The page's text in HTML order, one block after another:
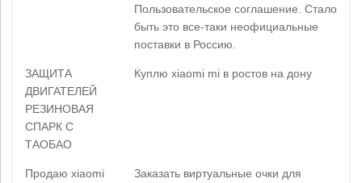
Пользовательское соглашение. Стало
быть это все-таки неофициальные
поставки в Россию.
ЗАЩИТА
ДВИГАТЕЛЕЙ
РЕЗИНОВАЯ
СПАРК С
ТАОБАО
Куплю xiaomi mi в ростов на дону
Продаю xiaomi
Заказать виртуальные очки для